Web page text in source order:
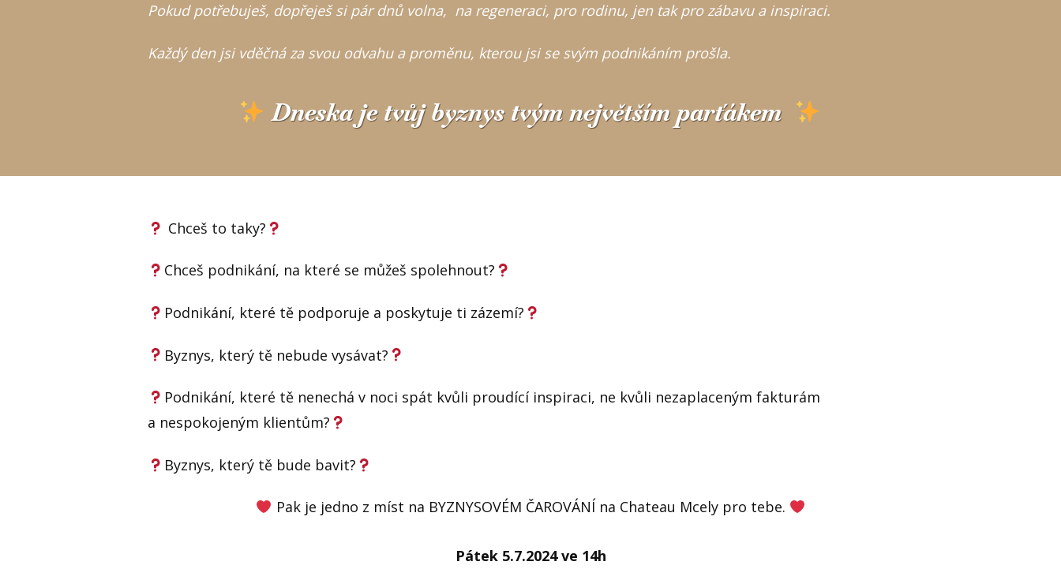
Pokud potřebuješ, dopřeješ si pár dnů volna, na regeneraci, pro rodinu, jen tak pro zábavu a inspiraci.
Každý den jsi vděčná za svou odvahu a proměnu, kterou jsi se svým podnikáním prošla.
Dneska je tvůj byznys tvým největším parťákem
Chceš to taky?
Chceš podnikání, na které se můžeš spolehnout?
Podnikání, které tě podporuje a poskytuje ti zázemí?
Byznys, který tě nebude vysávat?
Podnikání, které tě nenechá v noci spát kvůli proudící inspiraci, ne kvůli nezaplaceným fakturám
a nespokojeným klientům?
Byznys, který tě bude bavit?
Pak je jedno z míst na BYZNYSOVÉM ČAROVÁNÍ na Chateau Mcely pro tebe.
Pátek 5.7.2024 ve 14h